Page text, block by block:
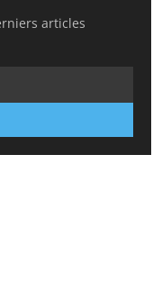
articles